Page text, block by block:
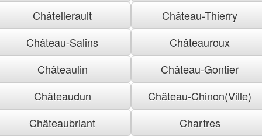
Châtellerault
Château-Thierry
Château-Salins
Châteauroux
Châteaulin
Château-Gontier
Châteaudun
Château-Chinon(Ville)
Châteaubriant
Chartres